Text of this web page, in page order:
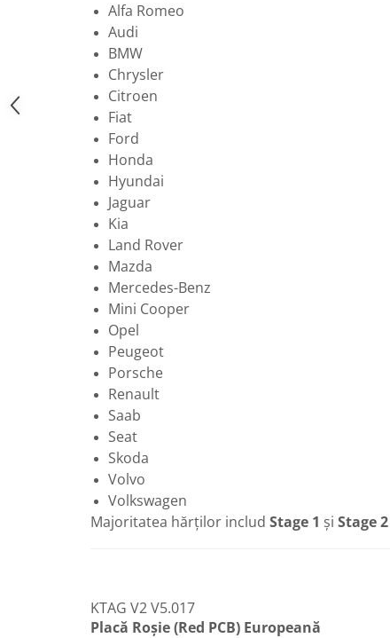
Alfa Romeo
Audi
BMW
Chrysler
Citroen
Fiat
Ford
Honda
Hyundai
Jaguar
Kia
Land Rover
Mazda
Mercedes-Benz
Mini Cooper
Opel
Peugeot
Porsche
Renault
Saab
Seat
Skoda
Volvo
Volkswagen
Majoritatea hărților includ Stage 1 și Stage 2
KTAG V2 V5.017
Placă Roșie (Red PCB) Europeană